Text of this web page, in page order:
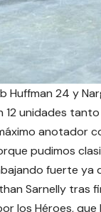
Huffman 24 y
unidades
anotador
pudimos
fuerte ya
Sarnelly tras
los Héroes,